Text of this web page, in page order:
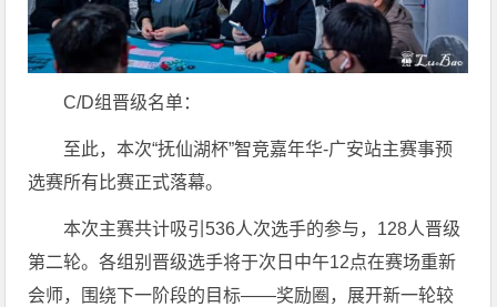
C/D组晋级名单：
至此，本次“抚仙湖杯”智竞嘉年华-广安站主赛事预
选赛所有比赛正式落幕。
本次主赛共计吸引536人次选手的参与，128人晋级
第二轮。各组别晋级选手将于次日中午12点在赛场重新
会师，围绕下一阶段的目标——奖励圈，展开新一轮较